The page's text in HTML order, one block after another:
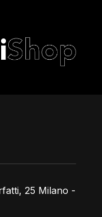
25 Milano -